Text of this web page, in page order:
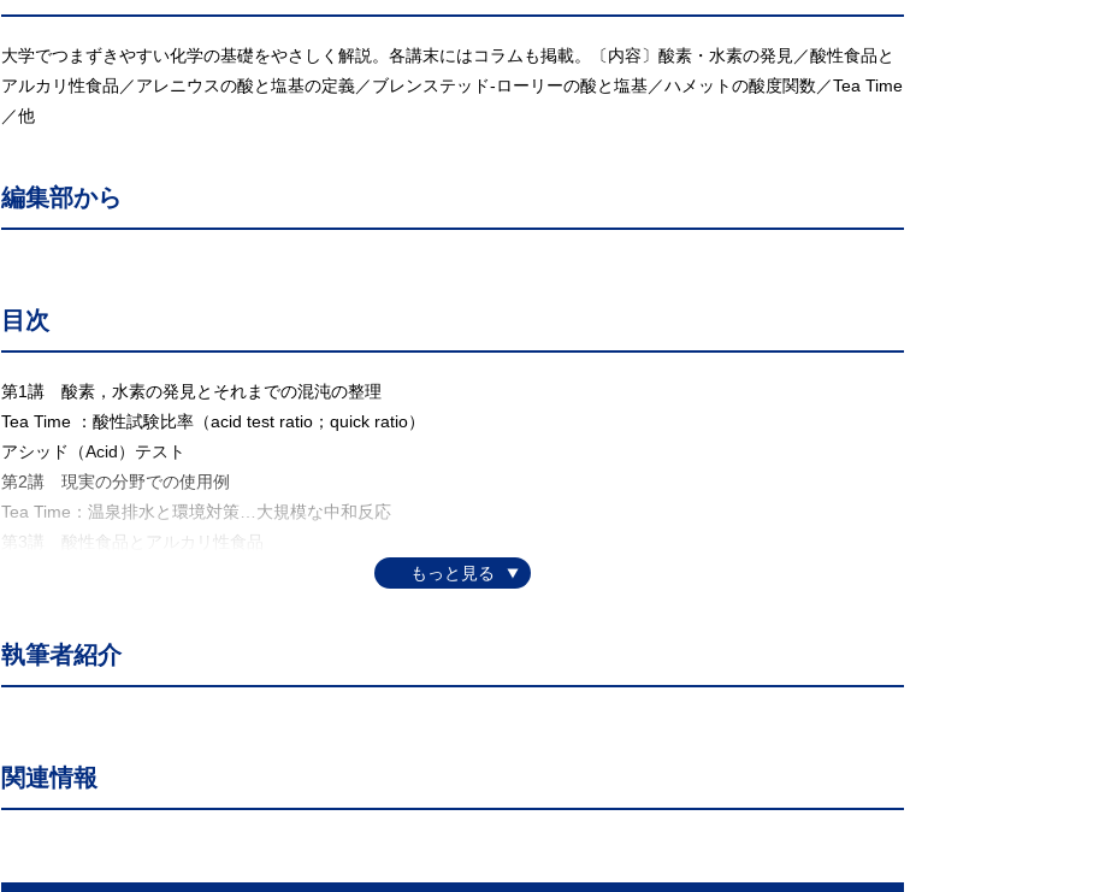
大学でつまずきやすい化学の基礎をやさしく解説。各講末にはコラムも掲載。〔内容〕酸素・水素の発見／酸性食品と
アルカリ性食品／アレニウスの酸と塩基の定義／ブレンステッド-ローリーの酸と塩基／ハメットの酸度関数／Tea Time
／他
編集部から
目次
第1講 酸素，水素の発見とそれまでの混沌の整理
Tea Time ：酸性試験比率（acid test ratio；quick ratio）
アシッド（Acid）テスト
第2講 現実の分野での使用例
Tea Time：温泉排水と環境対策…大規模な中和反応
第3講 酸性食品とアルカリ性食品
Tea Time：岩石の名称
第5講 酸性白土とアルカリ白土
Tea Time：実際に利用される酸味料
第7講 苛性アルカリと緩性アルカリ
執筆者紹介
関連情報